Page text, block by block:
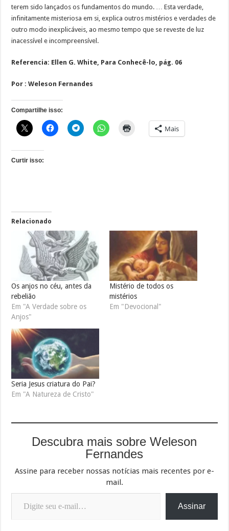
terem sido lançados os fundamentos do mundo. … Esta verdade,
infinitamente misteriosa em si, explica outros mistérios e verdades de
outro modo inexplicáveis, ao mesmo tempo que se reveste de luz
inacessível e incompreensível.
Referencia: Ellen G. White, Para Conhecê-lo, pág. 06
Por : Weleson Fernandes
Compartilhe isso:
Mais
Curtir isso:
Relacionado
Os anjos no céu, antes da
rebelião
Em "A Verdade sobre os
Anjos"
Mistério de todos os
mistérios
Em "Devocional"
Seria Jesus criatura do Pai?
Em "A Natureza de Cristo"
Descubra mais sobre Weleson
Fernandes
Assine para receber nossas notícias mais recentes por e-
mail.
Digite seu e-mail…
Assinar